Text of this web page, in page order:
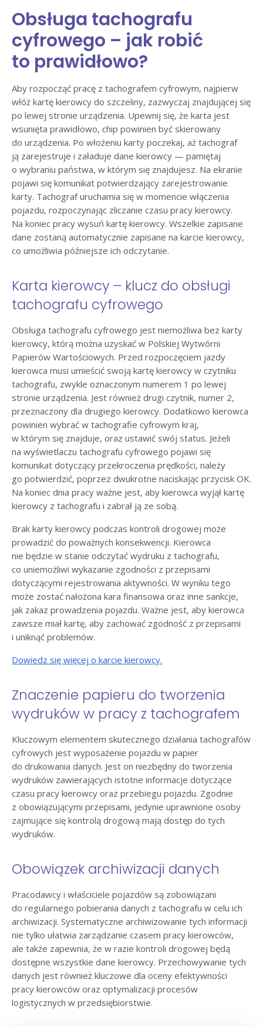
Obsługa tachografu
cyfrowego – jak robić
to prawidłowo?
Aby rozpocząć pracę z tachografem cyfrowym, najpierw
włóż kartę kierowcy do szczeliny, zazwyczaj znajdującej się
po lewej stronie urządzenia. Upewnij się, że karta jest
wsunięta prawidłowo, chip powinien być skierowany
do urządzenia. Po włożeniu karty poczekaj, aż tachograf
ją zarejestruje i załaduje dane kierowcy — pamiętaj
o wybraniu państwa, w którym się znajdujesz. Na ekranie
pojawi się komunikat potwierdzający zarejestrowanie
karty. Tachograf uruchamia się w momencie włączenia
pojazdu, rozpoczynając zliczanie czasu pracy kierowcy.
Na koniec pracy wysuń kartę kierowcy. Wszelkie zapisane
dane zostaną automatycznie zapisane na karcie kierowcy,
co umożliwia późniejsze ich odczytanie.
Karta kierowcy – klucz do obsługi
tachografu cyfrowego
Obsługa tachografu cyfrowego jest niemożliwa bez karty
kierowcy, którą można uzyskać w Polskiej Wytwórni
Papierów Wartościowych. Przed rozpoczęciem jazdy
kierowca musi umieścić swoją kartę kierowcy w czytniku
tachografu, zwykle oznaczonym numerem 1 po lewej
stronie urządzenia. Jest również drugi czytnik, numer 2,
przeznaczony dla drugiego kierowcy. Dodatkowo kierowca
powinien wybrać w tachografie cyfrowym kraj,
w którym się znajduje, oraz ustawić swój status. Jeżeli
na wyświetlaczu tachografu cyfrowego pojawi się
komunikat dotyczący przekroczenia prędkości, należy
go potwierdzić, poprzez dwukrotne naciskając przycisk OK.
Na koniec dnia pracy ważne jest, aby kierowca wyjął kartę
kierowcy z tachografu i zabrał ją ze sobą.
Brak karty kierowcy podczas kontroli drogowej może
prowadzić do poważnych konsekwencji. Kierowca
nie będzie w stanie odczytać wydruku z tachografu,
co uniemożliwi wykazanie zgodności z przepisami
dotyczącymi rejestrowania aktywności. W wyniku tego
może zostać nałożona kara finansowa oraz inne sankcje,
jak zakaz prowadzenia pojazdu. Ważne jest, aby kierowca
zawsze miał kartę, aby zachować zgodność z przepisami
i uniknąć problemów.
Dowiedz się więcej o karcie kierowcy.
Znaczenie papieru do tworzenia
wydruków w pracy z tachografem
Kluczowym elementem skutecznego działania tachografów
cyfrowych jest wyposażenie pojazdu w papier
do drukowania danych. Jest on niezbędny do tworzenia
wydruków zawierających istotne informacje dotyczące
czasu pracy kierowcy oraz przebiegu pojazdu. Zgodnie
z obowiązującymi przepisami, jedynie uprawnione osoby
zajmujące się kontrolą drogową mają dostęp do tych
wydruków.
Obowiązek archiwizacji danych
Pracodawcy i właściciele pojazdów są zobowiązani
do regularnego pobierania danych z tachografu w celu ich
archiwizacji. Systematyczne archiwizowanie tych informacji
nie tylko ułatwia zarządzanie czasem pracy kierowców,
ale także zapewnia, że w razie kontroli drogowej będą
dostępne wszystkie dane kierowcy. Przechowywanie tych
danych jest również kluczowe dla oceny efektywności
pracy kierowców oraz optymalizacji procesów
logistycznych w przedsiębiorstwie.